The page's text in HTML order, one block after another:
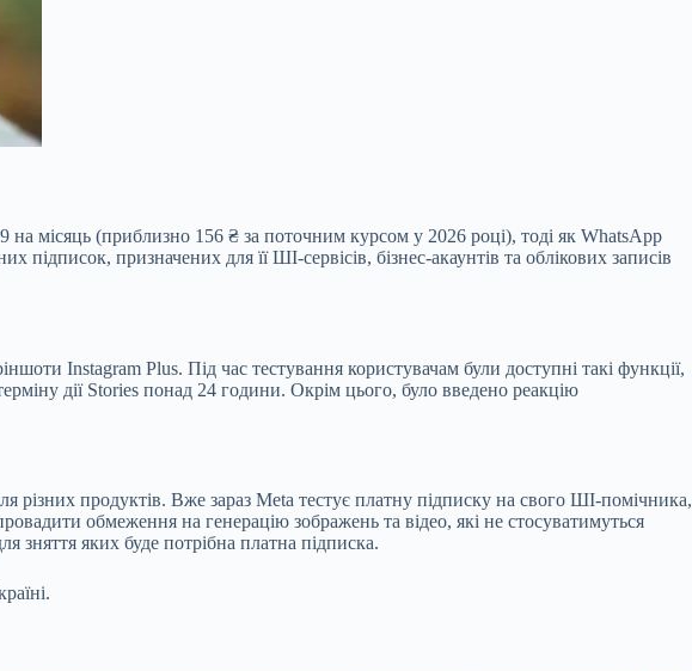
на місяць (приблизно 156 ₴ за поточним курсом у 2026 році), тоді як WhatsApp
призначених для її ШІ-сервісів, бізнес-акаунтів та облікових записів
Instagram Plus. Під час тестування користувачам були доступні такі функції,
дії Stories понад 24 години. Окрім цього, було введено реакцію
різних продуктів. Вже зараз Meta тестує платну підписку на свого ШІ-помічника,
обмеження на генерацію зображень та відео, які не стосуватимуться
яких буде потрібна платна підписка.